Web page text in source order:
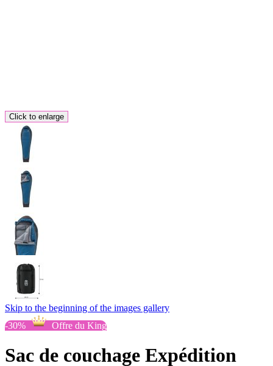
Click to enlarge
Skip to the beginning of the images gallery
-30%
Offre du King
Sac de couchage Expédition